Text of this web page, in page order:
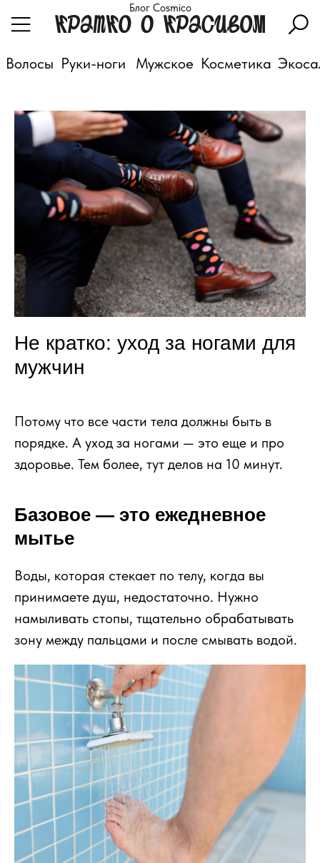
Блог Cosmico
Мужское
Руки-ноги
Волосы Косметика
Не кратко: уход за ногами для
мужчин
Потому что все части тела должны быть в
порядке. А уход за ногами — это еще и про
здоровье. Тем более, тут делов на 10 минут.
Базовое — это ежедневное
мытье
Воды, которая стекает по телу, когда вы
принимаете душ, недостаточно. Нужно
намыливать стопы, тщательно обрабатывать
зону между пальцами и после смывать водой.